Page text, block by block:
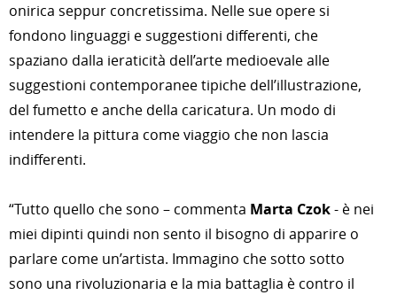
onirica seppur concretissima. Nelle sue opere si
fondono linguaggi e suggestioni differenti, che
spaziano dalla ieraticità dell’arte medioevale alle
suggestioni contemporanee tipiche dell’illustrazione,
del fumetto e anche della caricatura. Un modo di
intendere la pittura come viaggio che non lascia
indifferenti.
“Tutto quello che sono – commenta Marta Czok- è nei
miei dipinti quindi non sento il bisogno di apparire o
parlare come un’artista. Immagino che sotto sotto
sono una rivoluzionaria e la mia battaglia è contro il